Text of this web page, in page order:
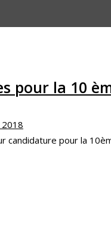
pour la 10
candidature pour la